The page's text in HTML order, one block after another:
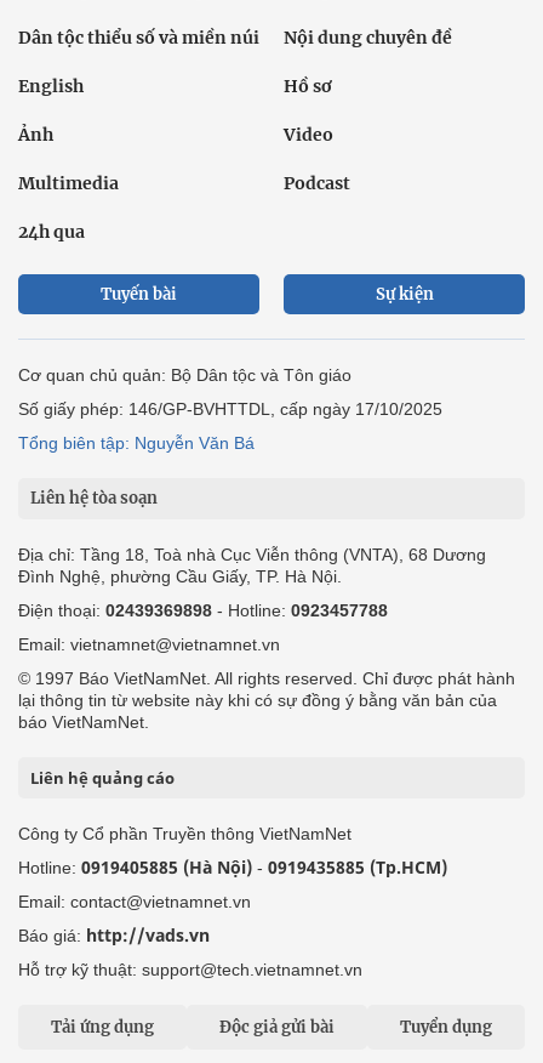
Dân tộc thiểu số và miền núi Nội dung chuyên đề
English Hồ sơ
Ảnh Video
Multimedia Podcast
24h qua
Tuyến bài Sự kiện
Cơ quan chủ quản: Bộ Dân tộc và Tôn giáo
Số giấy phép: 146/GP-BVHTTDL, cấp ngày 17/10/2025
Tổng biên tập: Nguyễn Văn Bá
Liên hệ tòa soạn
Địa chỉ: Tầng 18, Toà nhà Cục Viễn thông (VNTA), 68 Dương
Đình Nghệ, phường Cầu Giấy, TP. Hà Nội.
Điện thoại: 02439369898 - Hotline: 0923457788
Email: vietnamnet@vietnamnet.vn
© 1997 Báo VietNamNet. All rights reserved. Chỉ được phát hành
lại thông tin từ website này khi có sự đồng ý bằng văn bản của
báo VietNamNet.
Liên hệ quảng cáo
Công ty Cổ phần Truyền thông VietNamNet
Hotline: 0919405885 (Hà Nội) - 0919435885 (Tp.HCM)
Email: contact@vietnamnet.vn
Báo giá: http://vads.vn
Hỗ trợ kỹ thuật: support@tech.vietnamnet.vn
Tải ứng dụng Độc giả gửi bài Tuyển dụng